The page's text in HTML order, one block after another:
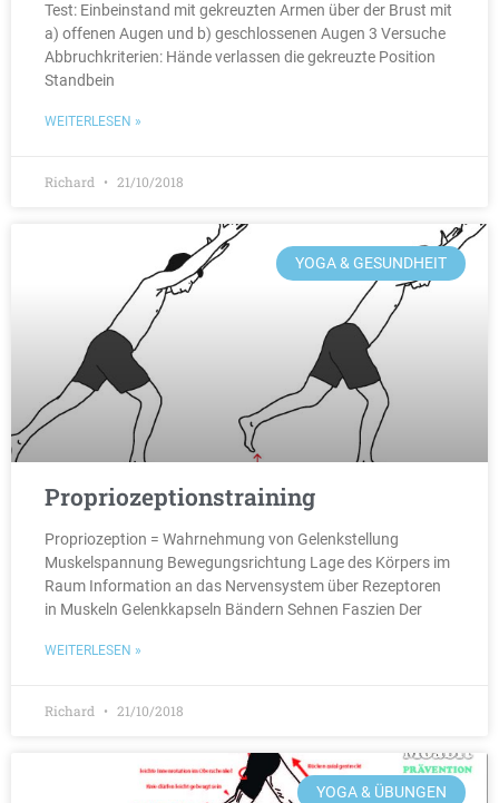
Test: Einbeinstand mit gekreuzten Armen über der Brust mit
a) offenen Augen und b) geschlossenen Augen 3 Versuche
Abbruchkriterien: Hände verlassen die gekreuzte Position
Standbein
WEITERLESEN »
Richard 21/10/2018
YOGA & GESUNDHEIT
Propriozeptionstraining
Propriozeption = Wahrnehmung von Gelenkstellung
Muskelspannung Bewegungsrichtung Lage des Körpers im
Raum Information an das Nervensystem über Rezeptoren
in Muskeln Gelenkkapseln Bändern Sehnen Faszien Der
WEITERLESEN »
Richard 21/10/2018
YOGA & ÜBUNGEN